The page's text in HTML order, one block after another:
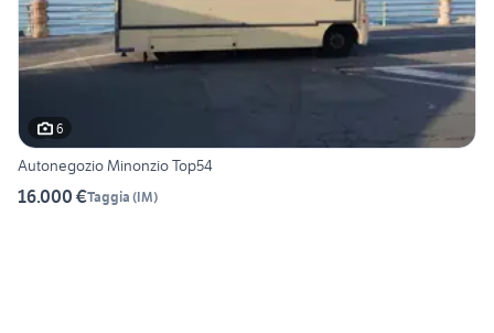
6
Autonegozio Minonzio Top54
16.000 €Taggia (IM)